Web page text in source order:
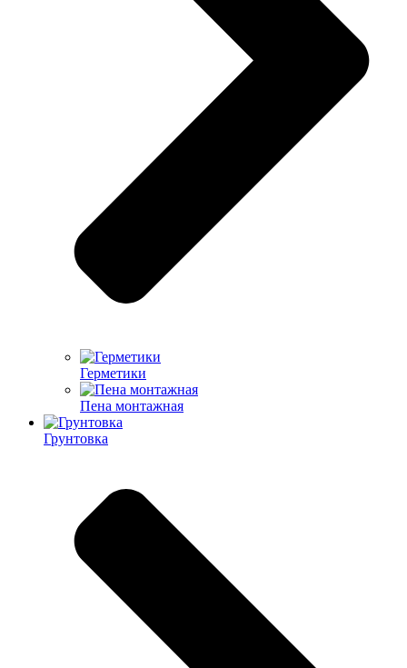
Герметики
Пена монтажная
Грунтовка